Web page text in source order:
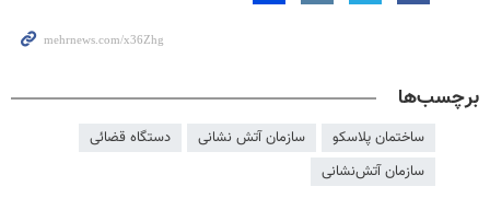
برچسب‌ها
ساختمان پلاسکو سازمان آتش نشانی
دستگاه قضائی
سازمان آتش‌نشانی